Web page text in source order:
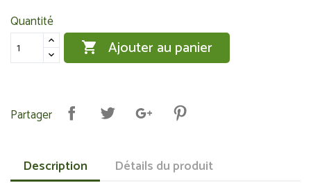
Quantité
 Ajouter au panier
Partager
Description Détails du produit